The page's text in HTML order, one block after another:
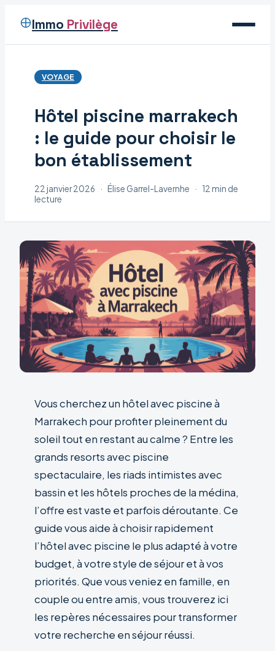
Immo Privilège
Voyage
Maison
Déco
VOYAGE
Hôtel piscine marrakech
: le guide pour choisir le
bon établissement
22 janvier 2026 · Élise Garrel-Lavernhe · 12 min de
lecture
Vous cherchez un hôtel avec piscine à
Marrakech pour profiter pleinement du
soleil tout en restant au calme ? Entre les
grands resorts avec piscine
spectaculaire, les riads intimistes avec
bassin et les hôtels proches de la médina,
l’offre est vaste et parfois déroutante. Ce
guide vous aide à choisir rapidement
l’hôtel avec piscine le plus adapté à votre
budget, à votre style de séjour et à vos
priorités. Que vous veniez en famille, en
couple ou entre amis, vous trouverez ici
les repères nécessaires pour transformer
votre recherche en séjour réussi.